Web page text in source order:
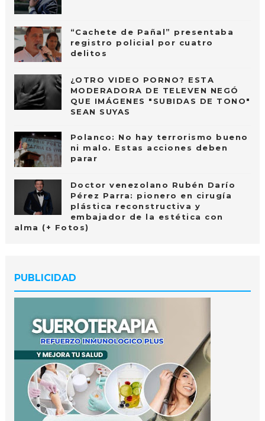
“Cachete de Pañal” presentaba
registro policial por cuatro
delitos
¿OTRO VIDEO PORNO? ESTA
MODERADORA DE TELEVEN NEGÓ
QUE IMÁGENES "SUBIDAS DE TONO"
SEAN SUYAS
Polanco: No hay terrorismo bueno
ni malo. Estas acciones deben
parar
Doctor venezolano Rubén Darío
Pérez Parra: pionero en cirugía
plástica reconstructiva y
embajador de la estética con
alma (+ Fotos)
PUBLICIDAD